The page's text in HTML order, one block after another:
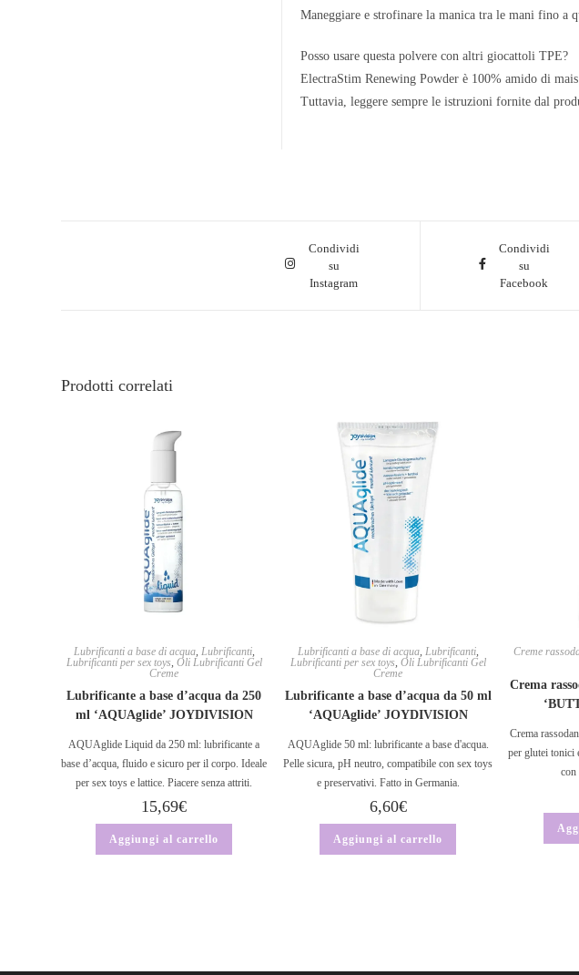
Maneggiare e strofinare la manica tra le mani fino a
Posso usare questa polvere con altri giocattoli TPE?
ElectraStim Renewing Powder è 100% amido di
Tuttavia, leggere sempre le istruzioni fornite dal
Condividi
su
Instagram
Condividi
su
Facebook
Prodotti correlati
Lubrificanti a base di acqua, Lubrificanti,
Lubrificanti per sex toys, Oli Lubrificanti Gel
Creme
Lubrificante a base d’acqua da 250
ml ‘AQUAglide’ JOYDIVISION
AQUAglide Liquid da 250 ml: lubrificante a
base d’acqua, fluido e sicuro per il corpo. Ideale
per sex toys e lattice. Piacere senza attriti.
15,69€
Aggiungi al carrello
Lubrificanti a base di acqua, Lubrificanti,
Lubrificanti per sex toys, Oli Lubrificanti Gel
Creme
Lubrificante a base d’acqua da 50 ml
‘AQUAglide’ JOYDIVISION
AQUAglide 50 ml: lubrificante a base d'acqua.
Pelle sicura, pH neutro, compatibile con sex toys
e preservativi. Fatto in Germania.
6,60€
Aggiungi al carrello
Creme
Crema
Crema
per glutei tonici
con